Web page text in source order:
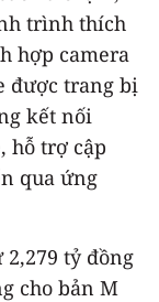
trình thích
hợp camera
được trang bị
kết nối
hỗ trợ cập
qua ứng
tỷ đồng
cho bản M